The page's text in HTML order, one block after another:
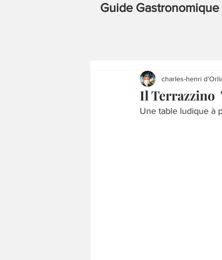
Guide Gastronomique
Il Terrazzino
charles-henri
Une table ludique à